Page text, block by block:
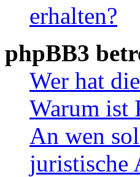
erhalten?
phpBB3
Wer hat
Warum ist
An wen
juristische